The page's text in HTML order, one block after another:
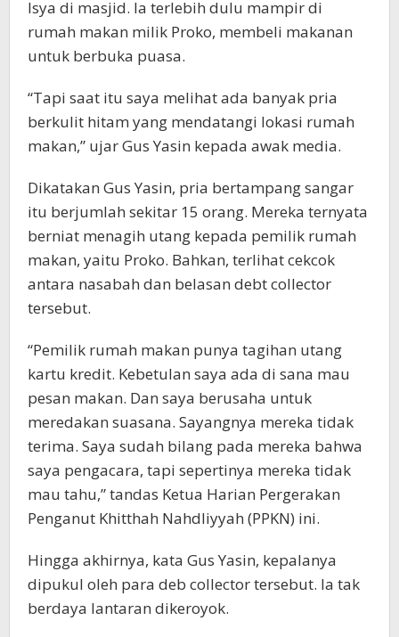
Isya di masjid. Ia terlebih dulu mampir di
rumah makan milik Proko, membeli makanan
untuk berbuka puasa.
“Tapi saat itu saya melihat ada banyak pria
berkulit hitam yang mendatangi lokasi rumah
makan,” ujar Gus Yasin kepada awak media.
Dikatakan Gus Yasin, pria bertampang sangar
itu berjumlah sekitar 15 orang. Mereka ternyata
berniat menagih utang kepada pemilik rumah
makan, yaitu Proko. Bahkan, terlihat cekcok
antara nasabah dan belasan debt collector
tersebut.
“Pemilik rumah makan punya tagihan utang
kartu kredit. Kebetulan saya ada di sana mau
pesan makan. Dan saya berusaha untuk
meredakan suasana. Sayangnya mereka tidak
terima. Saya sudah bilang pada mereka bahwa
saya pengacara, tapi sepertinya mereka tidak
mau tahu,” tandas Ketua Harian Pergerakan
Penganut Khitthah Nahdliyyah (PPKN) ini.
Hingga akhirnya, kata Gus Yasin, kepalanya
dipukul oleh para deb collector tersebut. Ia tak
berdaya lantaran dikeroyok.